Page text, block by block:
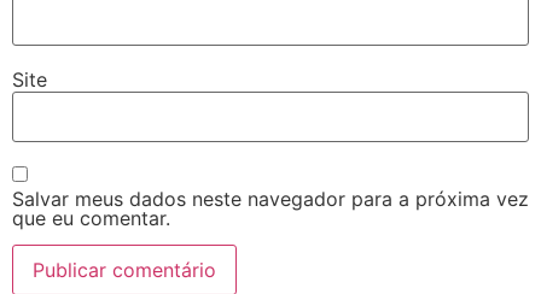
Site
Salvar meus dados neste navegador para a próxima vez
que eu comentar.